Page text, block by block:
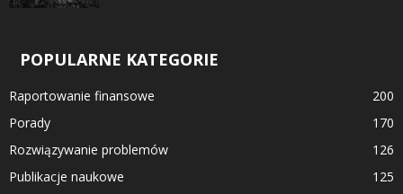
POPULARNE KATEGORIE
Raportowanie finansowe
200
Porady
170
Rozwiązywanie problemów
126
Publikacje naukowe
125